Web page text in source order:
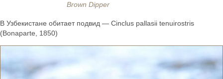
Brown Dipper
В Узбекистане обитает подвид — Cinclus pallasii tenuirostris
(Bonaparte, 1850)